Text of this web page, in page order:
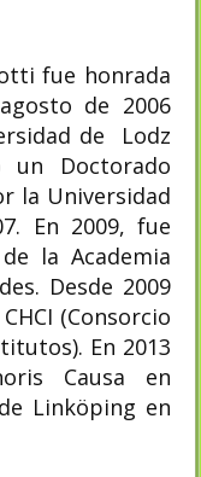
fue honrada
de 2006
de Lodz
Doctorado
la Universidad
En 2009, fue
la Academia
Desde 2009
(Consorcio
En 2013
Causa en
Linköping en